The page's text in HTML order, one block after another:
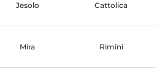
Jesolo Cattolica
Mira Rimini